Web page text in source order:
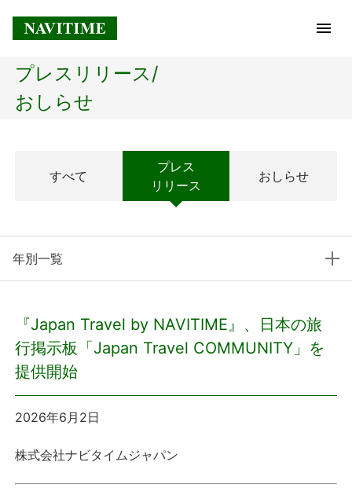
トップページ
経営理念
プレスリリース
おしらせ
プレスリリース/
おしらせ
すべて
プレス
リリース
おしらせ
年別一覧
『Japan Travel by NAVITIME』、日本の旅
行掲示板「Japan Travel COMMUNITY」を
提供開始
2026年6月2日
株式会社ナビタイムジャパン